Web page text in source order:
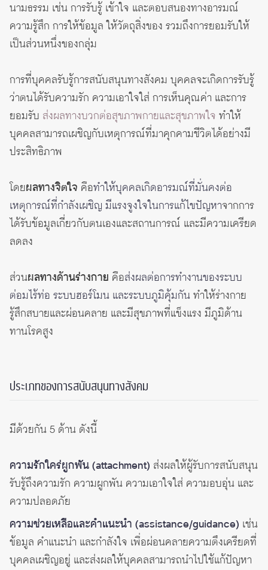
นามธรรม เช่น การรับรู้ เข้าใจ และตอบสนองทางอารมณ์
ความรู้สึก การให้ข้อมูล ให้วัตถุสิ่งของ รวมถึงการยอมรับให้
เป็นส่วนหนึ่งของกลุ่ม
การที่บุคคลรับรู้การสนับสนุนทางสังคม บุคคลจะเกิดการรับรู้
ว่าตนได้รับความรัก ความเอาใจใส่ การเห็นคุณค่า และการ
ยอมรับ ส่งผลทางบวกต่อสุขภาพกายและสุขภาพใจ ทำให้
บุคคลสามารถเผชิญกับเหตุการณ์ที่มาคุกคามชีวิตได้อย่างมี
ประสิทธิภาพ
โดยผลทางจิตใจ คือทำให้บุคคลเกิดอารมณ์ที่มั่นคงต่อ
เหตุการณ์ที่กำลังเผชิญ มีแรงจูงใจในการแก้ไขปัญหาจากการ
ได้รับข้อมูลเกี่ยวกับตนเองและสถานการณ์ และมีความเครียด
ลดลง
ส่วนผลทางด้านร่างกาย คือส่งผลต่อการทำงานของระบบ
ต่อมไร้ท่อ ระบบฮอร์โมน และระบบภูมิคุ้มกันทำให้ร่างกาย
รู้สึกสบายและผ่อนคลาย และมีสุขภาพที่แข็งแรง มีภูมิด้าน
ทานโรคสูง
ประเภทของการสนับสนุนทางสังคม
มีด้วยกัน 5 ด้าน ดังนี้
ความรักใคร่ผูกพัน (attachment) ส่งผลให้ผู้รับการสนับสนุน
รับรู้ถึงความรัก ความผูกพัน ความเอาใจใส่ ความอบอุ่น และ
ความปลอดภัย
ความช่วยเหลือและคำแนะนำ (assistance/guidance) เช่น
ข้อมูล คำแนะนำ และกำลังใจ เพื่อผ่อนคลายความตึงเครียดที่
บุคคลเผชิญอยู่ และส่งผลให้บุคคลสามารถนำไปใช้แก้ปัญหา